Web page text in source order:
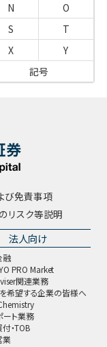
N
O
S
T
X
Y
記号
び免責事項
リスク等説明
法人向け
融
PRO Market
関連業務
希望する企業の皆様へ
ート業務
・TOB
業